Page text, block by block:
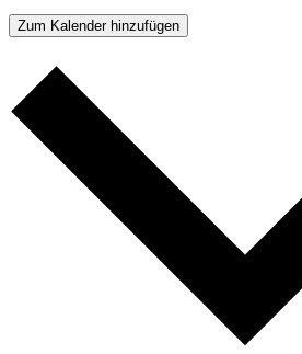
Zum Kalender hinzufügen